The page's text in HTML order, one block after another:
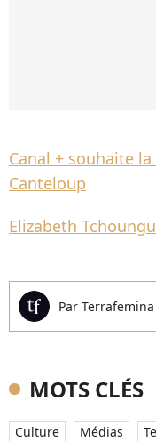
Canal + souhaite
Canteloup
Elizabeth
Par Terrafemina
MOTS CLÉS
Culture Médias